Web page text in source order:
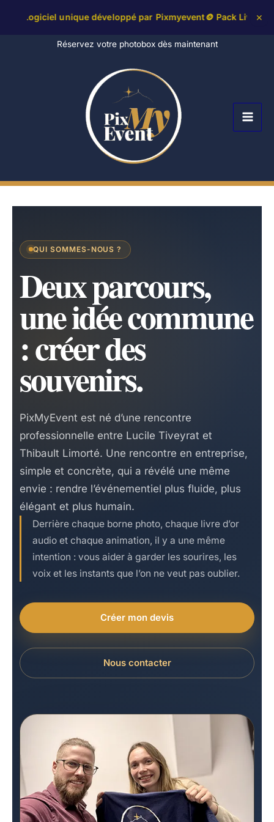
unique développé par Pixmyevent🪙 Pack Livre d'or ✕
Réservez votre photobox dès maintenant
QUI SOMMES-NOUS ?
Deux parcours,
une idée commune
: créer des
souvenirs.
PixMyEvent est né d’une rencontre
professionnelle entre Lucile Tiveyrat et
Thibault Limorté. Une rencontre en entreprise,
simple et concrète, qui a révélé une même
envie : rendre l’événementiel plus fluide, plus
élégant et plus humain.
Derrière chaque borne photo, chaque livre d’or
audio et chaque animation, il y a une même
intention : vous aider à garder les sourires, les
voix et les instants que l’on ne veut pas oublier.
Créer mon devis
Nous contacter